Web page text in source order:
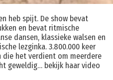
heb spijt. De show bevat
en bevat ritmische
dansen, klassieke walsen en
lezginka. 3.800.000 keer
die het verdient om meerdere
geweldig… bekijk haar video